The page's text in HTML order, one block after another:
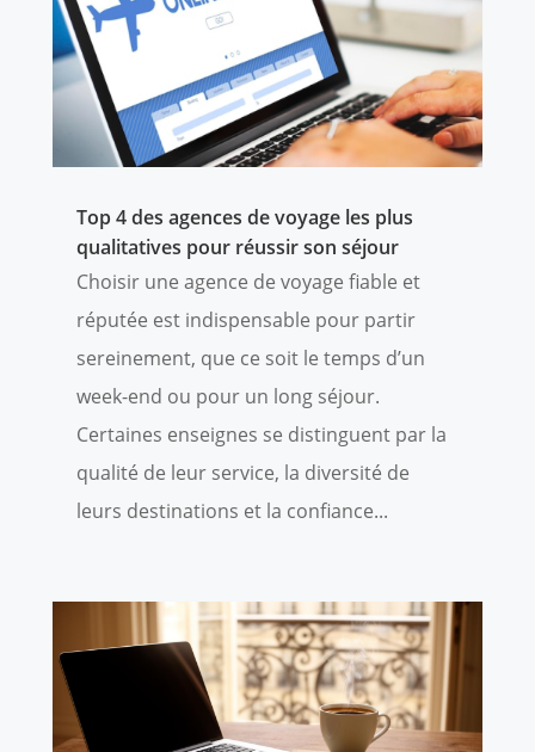
Top 4 des agences de voyage les plus
qualitatives pour réussir son séjour
Choisir une agence de voyage fiable et
réputée est indispensable pour partir
sereinement, que ce soit le temps d’un
week-end ou pour un long séjour.
Certaines enseignes se distinguent par la
qualité de leur service, la diversité de
leurs destinations et la confiance...